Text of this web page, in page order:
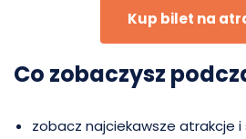
Kup bilet na
Co zobaczysz
zobacz najciekawsze atrakcje